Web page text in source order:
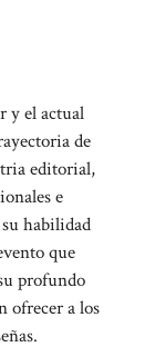
y el actual
de
editorial,
e
habilidad
que
profundo
ofrecer a los